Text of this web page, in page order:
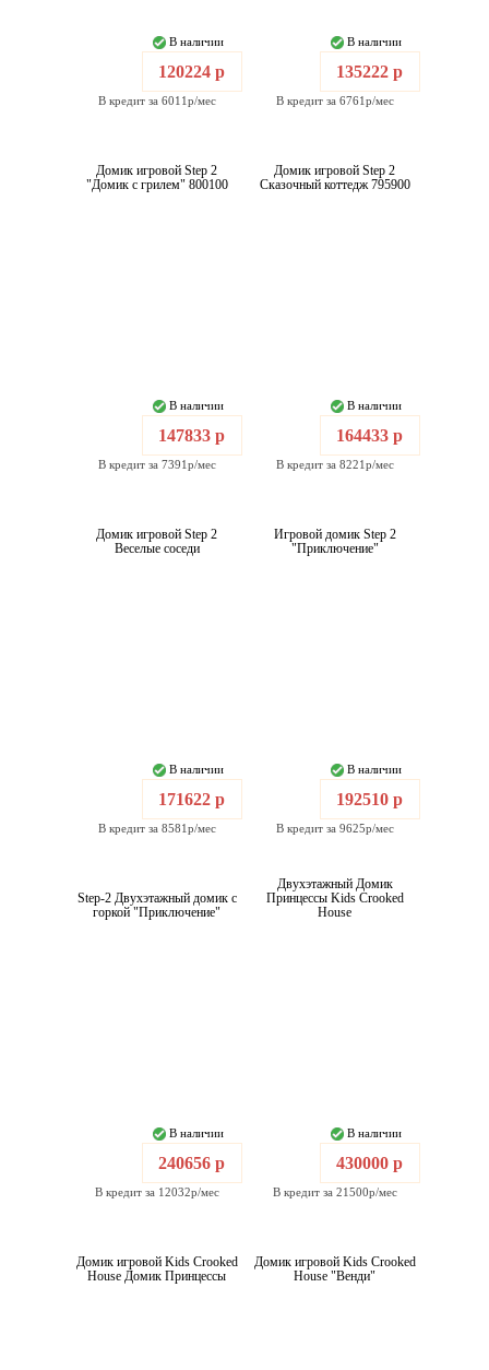
В наличии
120224 р
В кредит за 6011р/мес
В наличии
135222 р
В кредит за 6761р/мес
Домик игровой Step 2
"Домик с грилем" 800100
В наличии
147833 р
В кредит за 7391р/мес
Домик игровой Step 2
Сказочный коттедж 795900
В наличии
164433 р
В кредит за 8221р/мес
Домик игровой Step 2
Веселые соседи
В наличии
171622 р
В кредит за 8581р/мес
Игровой домик Step 2
"Приключение"
В наличии
192510 р
В кредит за 9625р/мес
Step-2 Двухэтажный домик с
горкой "Приключение"
В наличии
240656 р
В кредит за 12032р/мес
Двухэтажный Домик
Принцессы Kids Crooked
House
В наличии
430000 р
В кредит за 21500р/мес
Домик игровой Kids Crooked
House Домик Принцессы
Домик игровой Kids Crooked
House "Венди"